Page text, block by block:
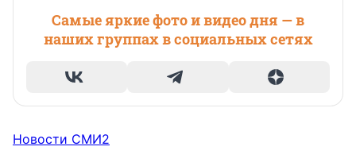
Самые яркие фото и видео дня — в
наших группах в социальных сетях
Новости СМИ2